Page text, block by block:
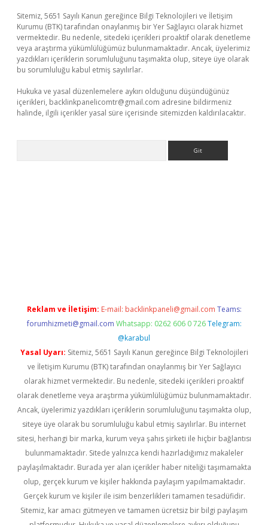
Sitemiz, 5651 Sayılı Kanun gereğince Bilgi Teknolojileri ve İletişim
Kurumu (BTK) tarafından onaylanmış bir Yer Sağlayıcı olarak hizmet
vermektedir. Bu nedenle, sitedeki içerikleri proaktif olarak denetleme
veya araştırma yükümlülüğümüz bulunmamaktadır. Ancak, üyelerimiz
yazdıkları içeriklerin sorumluluğunu taşımakta olup, siteye üye olarak
bu sorumluluğu kabul etmiş sayılırlar.
Hukuka ve yasal düzenlemelere aykırı olduğunu düşündüğünüz
içerikleri, backlinkpanelicomtr@gmail.com adresine bildirmeniz
halinde, ilgili içerikler yasal süre içerisinde sitemizden kaldırılacaktır.
Reklam ve İletişim: E-mail: backlinkpaneli@gmail.com Teams:
forumhizmeti@gmail.com Whatsapp: 0262 606 0 726 Telegram:
@karabul
Yasal Uyarı: Sitemiz, 5651 Sayılı Kanun gereğince Bilgi Teknolojileri
ve İletişim Kurumu (BTK) tarafından onaylanmış bir Yer Sağlayıcı
olarak hizmet vermektedir. Bu nedenle, sitedeki içerikleri proaktif
olarak denetleme veya araştırma yükümlülüğümüz bulunmamaktadır.
Ancak, üyelerimiz yazdıkları içeriklerin sorumluluğunu taşımakta olup,
siteye üye olarak bu sorumluluğu kabul etmiş sayılırlar. Bu internet
sitesi, herhangi bir marka, kurum veya şahıs şirketi ile hiçbir bağlantısı
bulunmamaktadır. Sitede yalnızca kendi hazırladığımız makaleler
paylaşılmaktadır. Burada yer alan içerikler haber niteliği taşımamakta
olup, gerçek kurum ve kişiler hakkında paylaşım yapılmamaktadır.
Gerçek kurum ve kişiler ile isim benzerlikleri tamamen tesadüfidir.
Sitemiz, kar amacı gütmeyen ve tamamen ücretsiz bir bilgi paylaşım